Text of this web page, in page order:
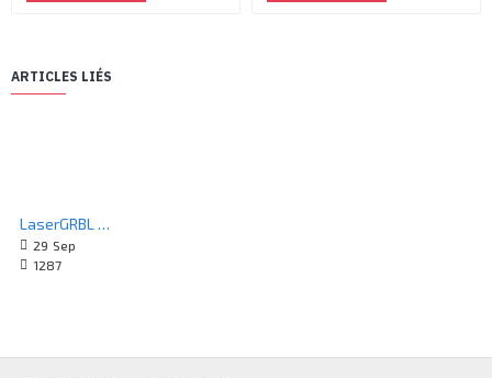
ARTICLES LIÉS
LaserGRBL et machines de gravure laser
29 Sep
1287